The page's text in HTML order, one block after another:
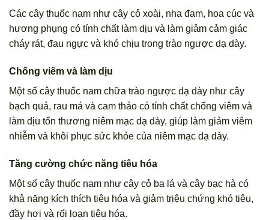
Các cây thuốc nam như cây cỏ xoài, nha đam, hoa cúc và
hương phụng có tính chất làm dịu và làm giảm cảm giác
cháy rát, đau ngực và khó chịu trong trào ngược dạ dày.
Chống viêm và làm dịu
Một số cây thuốc nam chữa trào ngược dạ dày như cây
bạch quả, rau má và cam thảo có tính chất chống viêm và
làm dịu tổn thương niêm mạc dạ dày, giúp làm giảm viêm
nhiễm và khôi phục sức khỏe của niêm mạc dạ dày.
Tăng cường chức năng tiêu hóa
Một số cây thuốc nam như cây cỏ ba lá và cây bạc hà có
khả năng kích thích tiêu hóa và giảm triệu chứng khó tiêu,
đầy hơi và rối loạn tiêu hóa.